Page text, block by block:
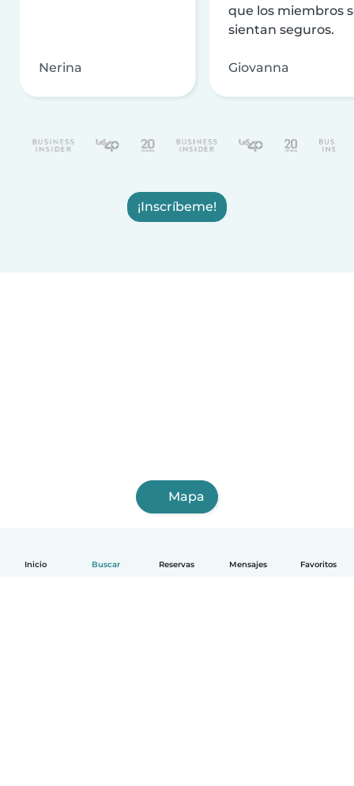
Inicio Buscar Reservas Mensajes Favoritos
Nerina
que los miembros
sientan seguros.
Giovanna
¡Inscríbeme!
Mapa